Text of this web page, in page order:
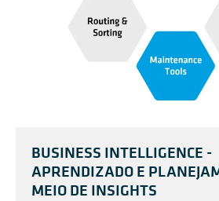
BUSINESS INTELLIGENCE -
APRENDIZADO E
MEIO DE INSIGHTS